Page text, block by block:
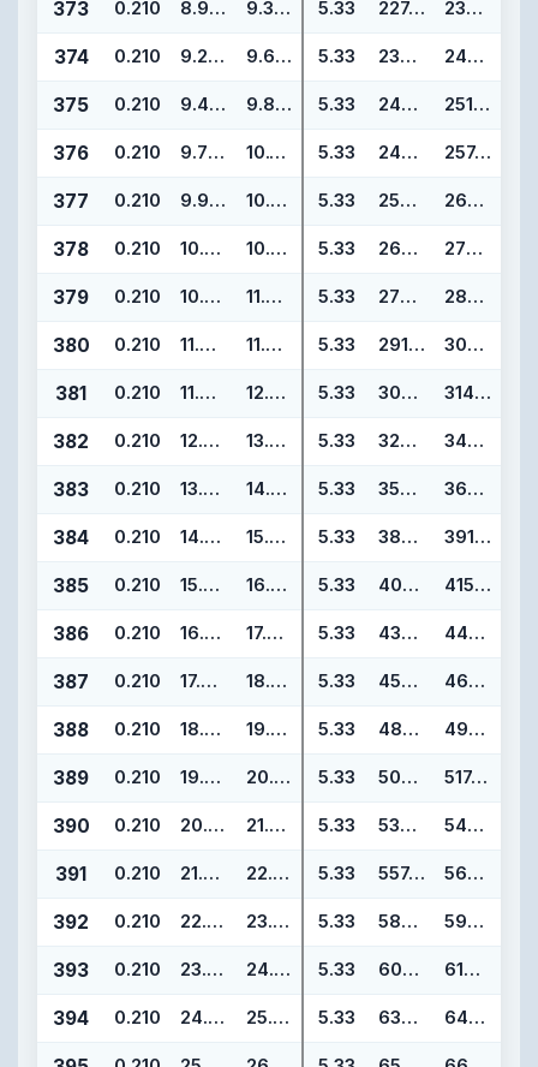
373 0.210 8.975 9.395 5.33 227.97 238.63
374 0.210 9.225 9.645 5.33 234.32 244.98
375 0.210 9.475 9.895 5.33 240.67 251.33
376 0.210 9.725 10.145 5.33 247.02 257.68
377 0.210 9.975 10.395 5.33 253.37 264.03
378 0.210 10.475 10.895 5.33 266.07 276.73
379 0.210 10.975 11.395 5.33 278.77 289.43
380 0.210 11.475 11.895 5.33 291.47 302.13
381 0.210 11.975 12.395 5.33 304.17 314.83
382 0.210 12.975 13.395 5.33 329.57 340.23
383 0.210 13.975 14.395 5.33 354.97 365.63
384 0.210 14.975 15.395 5.33 380.37 391.03
385 0.210 15.955 16.375 5.33 405.26 415.92
386 0.210 16.955 17.375 5.33 430.66 441.32
387 0.210 17.955 18.375 5.33 456.06 466.72
388 0.210 18.955 19.375 5.33 481.46 492.12
389 0.210 19.955 20.375 5.33 506.86 517.52
390 0.210 20.955 21.375 5.33 532.26 542.92
391 0.210 21.955 22.375 5.33 557.66 568.32
392 0.210 22.940 23.360 5.33 582.68 593.34
393 0.210 23.940 24.360 5.33 608.08 618.74
394 0.210 24.940 25.360 5.33 633.48 644.14